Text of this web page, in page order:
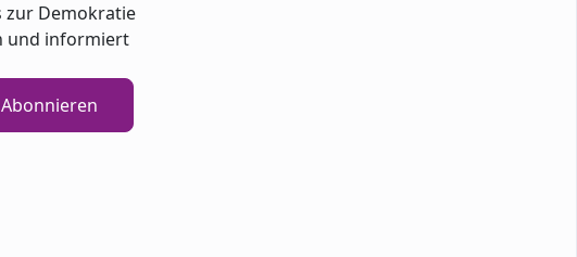
zur Demokratie
und informiert
Abonnieren